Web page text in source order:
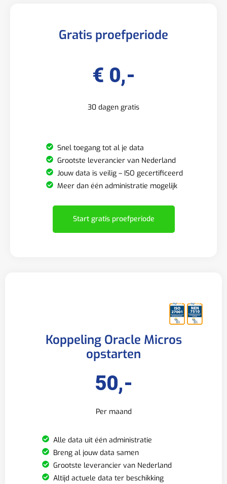
Gratis proefperiode
€ 0,-
30 dagen gratis
Snel toegang tot al je data
Grootste leverancier van Nederland
Jouw data is veilig – ISO gecertificeerd
Meer dan één administratie mogelijk
Start gratis proefperiode
Koppeling Oracle Micros
opstarten
50,-
Per maand
Alle data uit één administratie
Breng al jouw data samen
Grootste leverancier van Nederland
Altijd actuele data ter beschikking